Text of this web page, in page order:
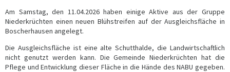
Am Samstag, den 11.04.2026 haben einige Aktive aus der Gruppe
Niederkrüchten einen neuen Blühstreifen auf der Ausgleichsfläche in
Boscherhausen angelegt.
Die Ausgleichsfläche ist eine alte Schutthalde, die Landwirtschaftlich
nicht genutzt werden kann. Die Gemeinde Niederkrüchten hat die
Pflege und Entwicklung dieser Fläche in die Hände des NABU gegeben.